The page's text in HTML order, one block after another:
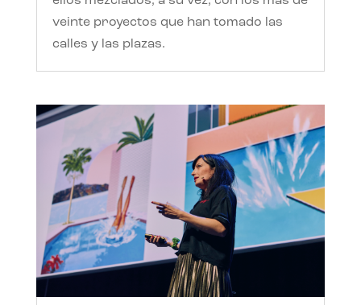
veinte proyectos que han tomado las
calles y las plazas.